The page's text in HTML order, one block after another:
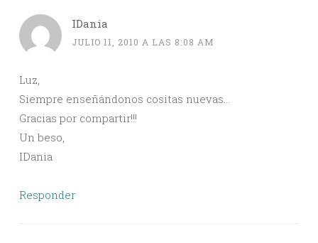
IDania
JULIO 11, 2010 A LAS 8:08 AM
Luz,
Siempre enseñándonos cositas nuevas…
Gracias por compartir!!!
Un beso,
IDania
Responder